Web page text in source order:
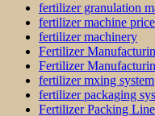
fertilizer granulation
fertilizer machine price
fertilizer machinery
Fertilizer
Fertilizer
fertilizer mxing system
fertilizer packaging
Fertilizer Packing